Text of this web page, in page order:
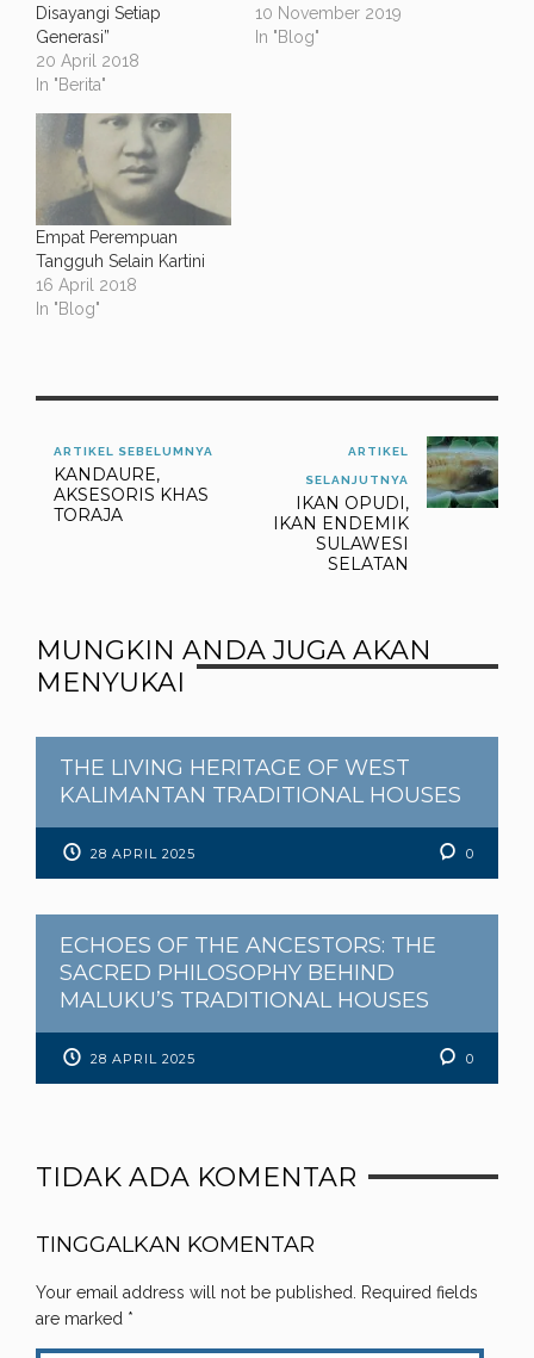
Disayangi Setiap
Generasi”
20 April 2018
In "Berita"
10 November 2019
In "Blog"
Empat Perempuan
Tangguh Selain Kartini
16 April 2018
In "Blog"
ARTIKEL SEBELUMNYA
KANDAURE,
AKSESORIS KHAS
TORAJA
ARTIKEL
SELANJUTNYA
IKAN OPUDI,
IKAN ENDEMIK
SULAWESI
SELATAN
MUNGKIN ANDA JUGA AKAN
MENYUKAI
THE LIVING HERITAGE OF WEST
KALIMANTAN TRADITIONAL HOUSES
28 APRIL 2025 0
ECHOES OF THE ANCESTORS: THE
SACRED PHILOSOPHY BEHIND
MALUKU’S TRADITIONAL HOUSES
28 APRIL 2025 0
TIDAK ADA KOMENTAR
TINGGALKAN KOMENTAR
Your email address will not be published.
Required fields
are marked *